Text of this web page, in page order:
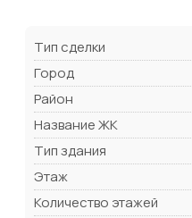
Тип сделки
Город
Район
Название ЖК
Тип здания
Этаж
Количество этажей